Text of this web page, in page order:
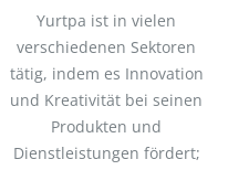
Yurtpa ist in vielen
verschiedenen Sektoren
tätig, indem es Innovation
und Kreativität bei seinen
Produkten und
Dienstleistungen fördert;